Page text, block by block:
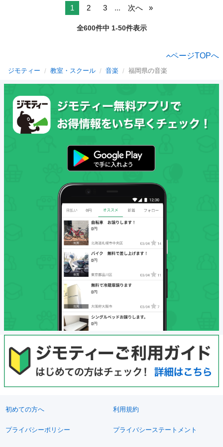
1 2 3 ... 次へ
全600件中 1-50件表示
ページTOPへ
ジモティー 教室・スクール 音楽 福岡県の音楽
初めての方へ 利用規約
プライバシーポリシー プライバシーステートメント